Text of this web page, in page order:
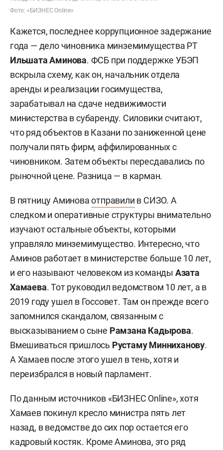
Фото: «БИЗНЕС Online»
Кажется, последнее коррупционное задержание
года — дело чиновника минземимущества РТ
Ильшата Аминова. ФСБ при поддержке УБЭП
вскрыла схему, как он, начальник отдела
аренды и реализации госимущества,
зарабатывал на сдаче недвижимости
министерства в субаренду. Силовики считают,
что ряд объектов в Казани по заниженной цене
получали пять фирм, аффилированных с
чиновником. Затем объекты пересдавались по
рыночной цене. Разница — в карман.
В пятницу Аминоваотправили в СИЗО. А
следком и оперативные структуры внимательно
изучают остальные объекты, которыми
управляло минземимущество. Интересно, что
Аминов работает в министерстве больше 10 лет,
и его называют человеком из команды Азата
Хамаева. Тот руководил ведомством 10 лет, а в
2019 году ушел в Госсовет. Там он прежде всего
запомнился скандалом, связанным с
высказыванием о сыне Рамзана Кадырова.
Вмешиваться пришлось Рустаму Минниханову.
А Хамаев после этого ушел в тень, хотя и
переизбрался в новый парламент.
По данным источников «БИЗНЕС Online», хотя
Хамаев покинул кресло министра пять лет
назад, в ведомстве до сих пор остается его
кадровый костяк. Кроме Аминова, это ряд